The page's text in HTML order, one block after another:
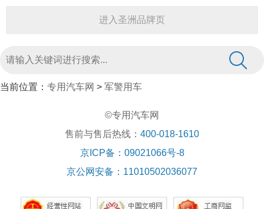
进入圣洲品牌页
当前位置： 专用汽车网 > 军警用车
©专用汽车网
售前与售后热线： 400-018-1610
京ICP备：09021066号-8
京公网安备：11010502036077